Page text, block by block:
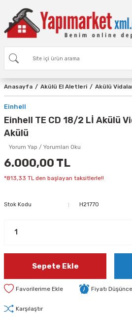
Anasayfa Akülü El Aletleri Akülü
Einhell
Einhell TE CD 18/2 Lİ Akülü
Akülü
Yorum Yap / Yorumları Oku
6.000,00 TL
*813,33 TL den başlayan taksitlerle!!
Stok Kodu H21770
Sepete Ekle
Fiyatı
Karşılaştır